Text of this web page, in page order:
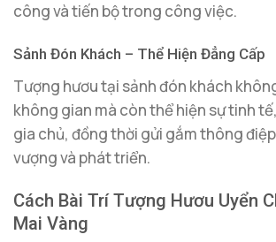
công và tiến bộ trong công việc.
Sảnh Đón Khách – Thể Hiện Đẳng Cấp
Tượng hươu tại sảnh đón khách
không gian mà còn thể hiện sự tinh
gia chủ, đồng thời gửi gắm thông
vượng và phát triển.
Cách Bài Trí Tượng Hươu Uyển
Mai Vàng